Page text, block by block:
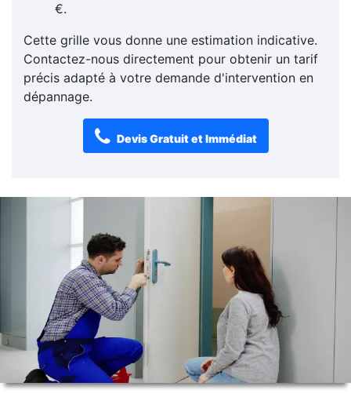
€.
Cette grille vous donne une estimation indicative.
Contactez-nous directement pour obtenir un tarif
précis adapté à votre demande d'intervention en
dépannage.
Devis Gratuit et Immédiat